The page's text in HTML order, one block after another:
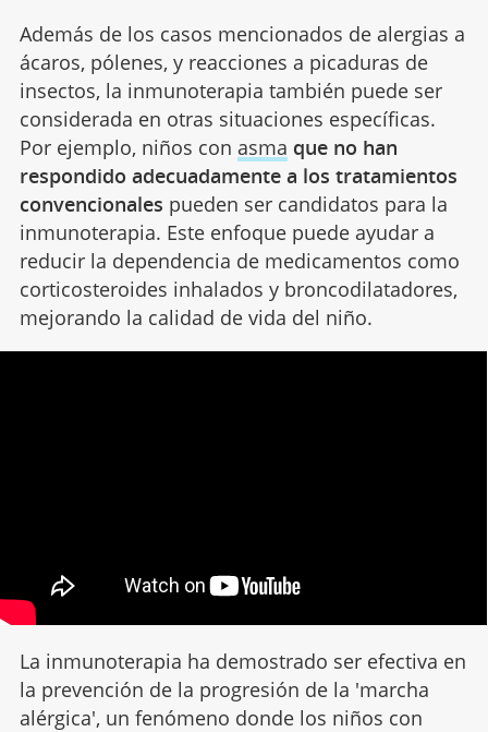
Además de los casos mencionados de alergias a
ácaros, pólenes, y reacciones a picaduras de
insectos, la inmunoterapia también puede ser
considerada en otras situaciones específicas.
Por ejemplo, niños con asma que no han
respondido adecuadamente a los tratamientos
convencionales pueden ser candidatos para la
inmunoterapia. Este enfoque puede ayudar a
reducir la dependencia de medicamentos como
corticosteroides inhalados y broncodilatadores,
mejorando la calidad de vida del niño.
La inmunoterapia ha demostrado ser efectiva en
la prevención de la progresión de la 'marcha
alérgica', un fenómeno donde los niños con